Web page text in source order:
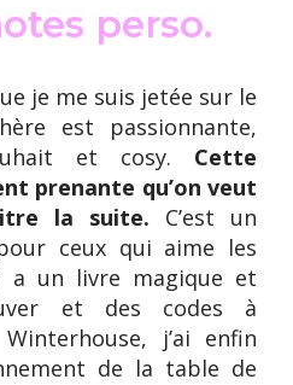
perso.
je me suis jetée sur le
est passionnante,
et cosy. Cette
prenante qu’on veut
la suite. C’est un
ceux qui aime les
a un livre magique et
et des codes à
Winterhouse, j’ai enfin
de la table de